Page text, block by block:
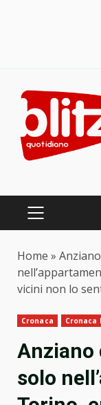
content
PRIMARY
Home »
vicini non lo
Cronaca Cronaca
Anziano
solo